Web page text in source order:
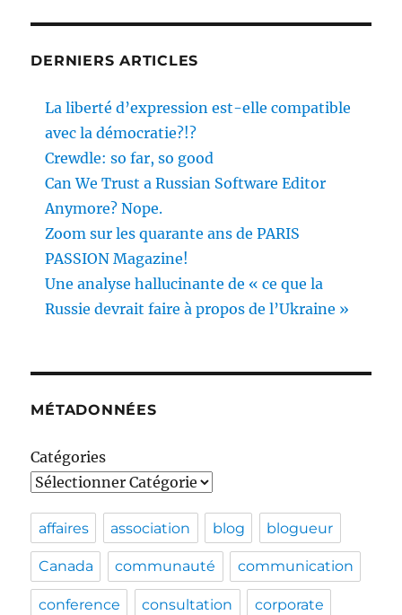
DERNIERS ARTICLES
La liberté d’expression est-elle compatible
avec la démocratie?!?
Crewdle: so far, so good
Can We Trust a Russian Software Editor
Anymore? Nope.
Zoom sur les quarante ans de PARIS
PASSION Magazine!
Une analyse hallucinante de « ce que la
Russie devrait faire à propos de l’Ukraine »
MÉTADONNÉES
Catégories
affaires association blog blogueur
Canada communauté communication
conference consultation corporate